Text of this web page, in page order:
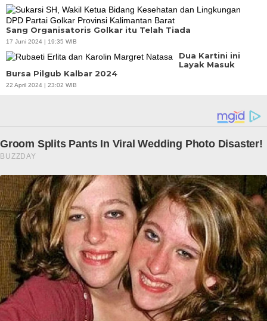
Sang Organisatoris Golkar itu Telah Tiada
17 Juni 2024 | 19:35 WIB
Dua Kartini ini
Layak Masuk
Bursa Pilgub Kalbar 2024
22 April 2024 | 23:02 WIB